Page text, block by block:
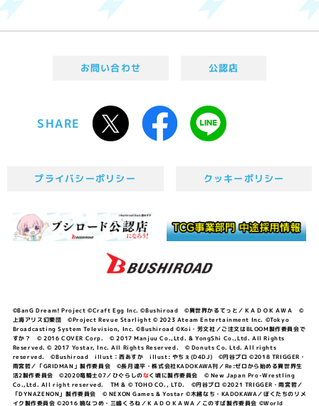
お問い合わせ 公認店
SHARE
プライバシーポリシー クッキーポリシー
©BanG Dream! Project ©Craft Egg Inc. ©Bushiroad ©異世界かるてっと／ＫＡＤＯＫＡＷＡ ©
上海アリス幻樂団 ©Project Revue Starlight © 2023 Ateam Entertainment Inc. ©Tokyo
Broadcasting System Television, Inc. ©Bushiroad ©Koi・芳文社／ご注文はBLOOM製作委員会で
すか？ © 2016 COVER Corp. © 2017 Manjuu Co.,Ltd. & YongShi Co.,Ltd. All Rights
Reserved. © 2017 Yostar, Inc. All Rights Reserved. © Donuts Co. Ltd. All rights
reserved. ©Bushiroad illust：西あすか illust: やちぇ(D4DJ) ©円谷プロ ©2018 TRIGGER・
雨宮哲／「GRIDMAN」製作委員会 ©長月達平・株式会社KADOKAWA刊／Re:ゼロから始める異世界生
活2製作委員会 ©2020竜騎士07／ひぐらしのなく頃に製作委員会 © New Japan Pro-Wrestling
Co.,Ltd. All right reserved. TM & © TOHO CO., LTD. ©円谷プロ ©2021 TRIGGER・雨宮哲／
「DYNAZENON」製作委員会 © NEXON Games & Yostar ©木緒なち・KADOKAWA／ぼくたちのリメ
イク製作委員会 ©2016 暁なつめ・三嶋くろね／ＫＡＤＯＫＡＷＡ／このすば製作委員会 ©World